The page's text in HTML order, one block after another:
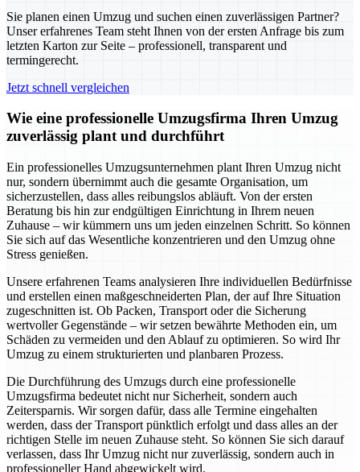
Sie planen einen Umzug und suchen einen zuverlässigen Partner?
Unser erfahrenes Team steht Ihnen von der ersten Anfrage bis zum
letzten Karton zur Seite – professionell, transparent und
termingerecht.
Jetzt schnell vergleichen
Wie eine professionelle Umzugsfirma Ihren Umzug
zuverlässig plant und durchführt
Ein professionelles Umzugsunternehmen plant Ihren Umzug nicht
nur, sondern übernimmt auch die gesamte Organisation, um
sicherzustellen, dass alles reibungslos abläuft. Von der ersten
Beratung bis hin zur endgültigen Einrichtung in Ihrem neuen
Zuhause – wir kümmern uns um jeden einzelnen Schritt. So können
Sie sich auf das Wesentliche konzentrieren und den Umzug ohne
Stress genießen.
Unsere erfahrenen Teams analysieren Ihre individuellen Bedürfnisse
und erstellen einen maßgeschneiderten Plan, der auf Ihre Situation
zugeschnitten ist. Ob Packen, Transport oder die Sicherung
wertvoller Gegenstände – wir setzen bewährte Methoden ein, um
Schäden zu vermeiden und den Ablauf zu optimieren. So wird Ihr
Umzug zu einem strukturierten und planbaren Prozess.
Die Durchführung des Umzugs durch eine professionelle
Umzugsfirma bedeutet nicht nur Sicherheit, sondern auch
Zeitersparnis. Wir sorgen dafür, dass alle Termine eingehalten
werden, dass der Transport pünktlich erfolgt und dass alles an der
richtigen Stelle im neuen Zuhause steht. So können Sie sich darauf
verlassen, dass Ihr Umzug nicht nur zuverlässig, sondern auch in
professioneller Hand abgewickelt wird.